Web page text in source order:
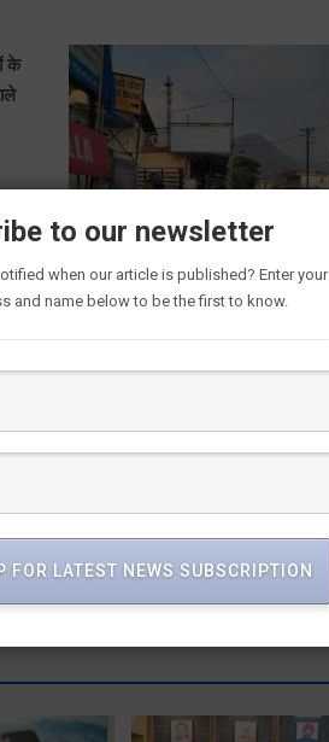
के
बैंकों में हुए भर्ती घोटाले मामले में सहकारी मंत्री धन
सिंह रावत इस्तीफा देंः यूकेडी
to our newsletter
when our article is published? Enter your
and name below to be the first to know.
FOR LATEST NEWS SUBSCRIPTION